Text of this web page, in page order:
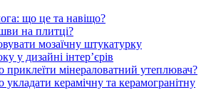
що це та навіщо?
на плитці?
мозаїчну штукатурку
у дизайні інтерʼєрів
приклеїти мінераловатний утеплювач?
керамічну та керамогранітну